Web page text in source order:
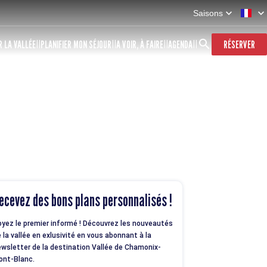
Saisons
LA VALLÉE PLANIFIER MON SÉJOUR A VOIR, À FAIRE AGENDA RÉSERVER
des bons plans personnalisés !
le premier informé ! Découvrez les nouveautés
la vallée en exlusivité en vous abonnant à la
de la destination Vallée de Chamonix-
Blanc.